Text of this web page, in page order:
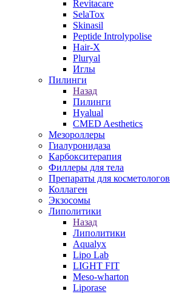
Revitacare
SelaTox
Skinasil
Peptide Introlypolise
Hair-X
Pluryal
Иглы
Пилинги
Назад
Пилинги
Hyalual
CMED Aesthetics
Мезороллеры
Гиалуронидаза
Карбокситерапия
Филлеры для тела
Препараты для косметологов
Коллаген
Экзосомы
Липолитики
Назад
Липолитики
Aqualyx
Lipo Lab
LIGHT FIT
Meso-wharton
Liporase